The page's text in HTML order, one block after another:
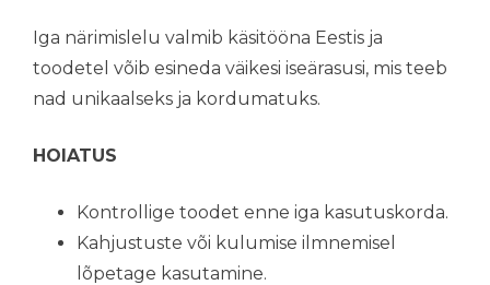
Iga närimislelu valmib käsitööna Eestis ja
toodetel võib esineda väikesi iseärasusi, mis teeb
nad unikaalseks ja kordumatuks.
HOIATUS
Kontrollige toodet enne iga kasutuskorda.
Kahjustuste või kulumise ilmnemisel
lõpetage kasutamine.